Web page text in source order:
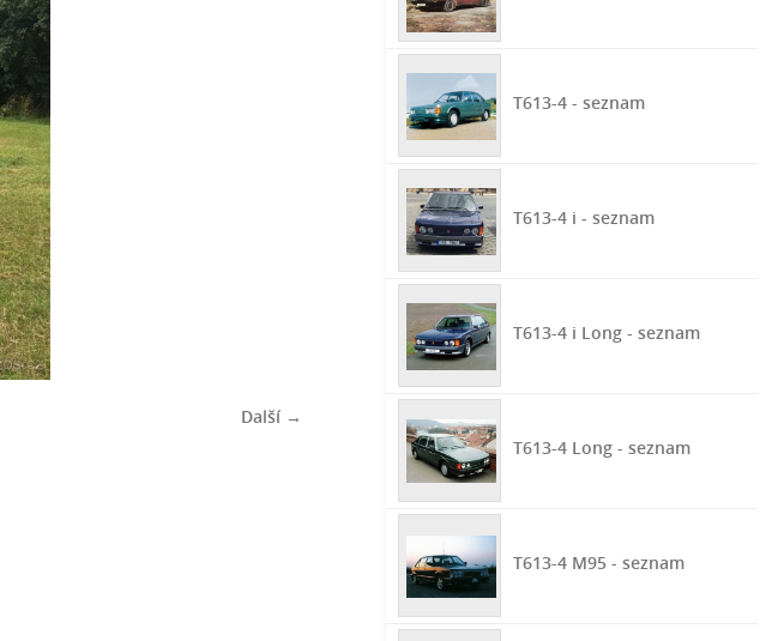
Další →
T613-4 - seznam
T613-4 i - seznam
T613-4 i Long - seznam
T613-4 Long - seznam
T613-4 M95 - seznam